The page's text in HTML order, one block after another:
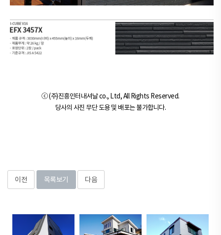
ⓒ (주)진흥인터내셔날 co., Ltd, All Rights Reserved.
당사의 사진 무단 도용 및 배포는 불가합니다.
이전 목록보기 다음